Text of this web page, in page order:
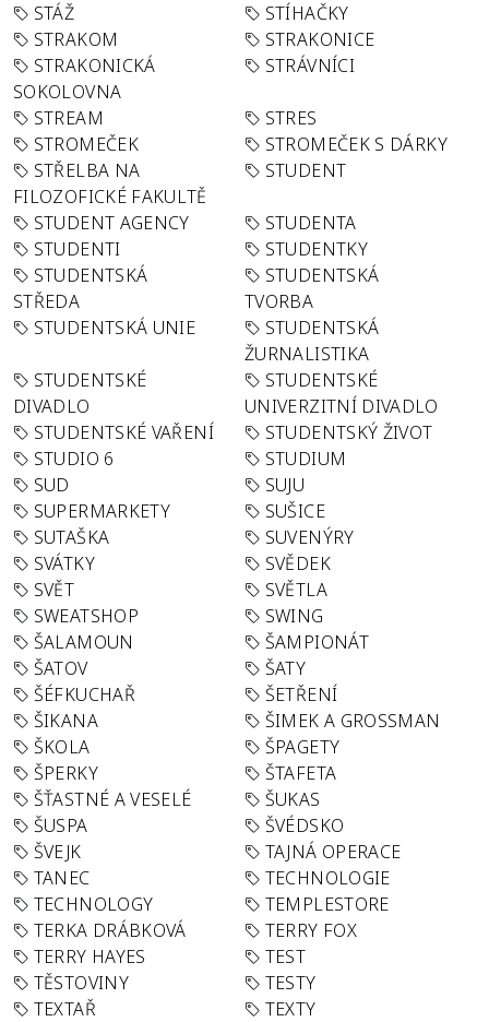
STÁŽ
STÍHAČKY
STRAKOM
STRAKONICE
STRAKONICKÁ
SOKOLOVNA
STRÁVNÍCI
STREAM
STRES
STROMEČEK
STROMEČEK S DÁRKY
STŘELBA NA
FILOZOFICKÉ FAKULTĚ
STUDENT
STUDENT AGENCY
STUDENTA
STUDENTI
STUDENTKY
STUDENTSKÁ
STŘEDA
STUDENTSKÁ
TVORBA
STUDENTSKÁ UNIE
STUDENTSKÁ
ŽURNALISTIKA
STUDENTSKÉ
DIVADLO
STUDENTSKÉ
UNIVERZITNÍ DIVADLO
STUDENTSKÉ VAŘENÍ
STUDENTSKÝ ŽIVOT
STUDIO 6
STUDIUM
SUD
SUJU
SUPERMARKETY
SUŠICE
SUTAŠKA
SUVENÝRY
SVÁTKY
SVĚDEK
SVĚT
SVĚTLA
SWEATSHOP
SWING
ŠALAMOUN
ŠAMPIONÁT
ŠATOV
ŠATY
ŠÉFKUCHAŘ
ŠETŘENÍ
ŠIKANA
ŠIMEK A GROSSMAN
ŠKOLA
ŠPAGETY
ŠPERKY
ŠTAFETA
ŠŤASTNÉ A VESELÉ
ŠUKAS
ŠUSPA
ŠVÉDSKO
ŠVEJK
TAJNÁ OPERACE
TANEC
TECHNOLOGIE
TECHNOLOGY
TEMPLESTORE
TERKA DRÁBKOVÁ
TERRY FOX
TERRY HAYES
TEST
TĚSTOVINY
TESTY
TEXTAŘ
TEXTY